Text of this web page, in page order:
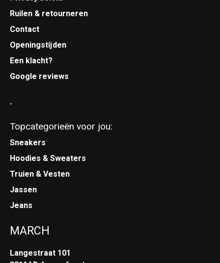
Ruilen & retourneren
Contact
Openingstijden
Een klacht?
Google reviews
.
Topcategorieën voor jou:
Sneakers
Hoodies & Sweaters
Truien & Vesten
Jassen
Jeans
MARCH
Langestraat 101